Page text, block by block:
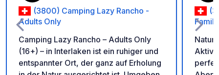
(3800) Camping Lazy Rancho -
Adults Only
Camping Lazy Rancho – Adults Only
(16+) – in Interlaken ist ein ruhiger und
entspannter Ort, der ganz auf Erholung